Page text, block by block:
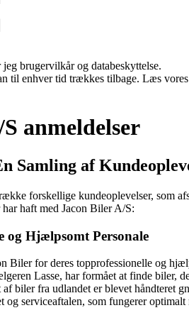
brugervilkår og databeskyttelse.
til enhver tid trækkes tilbage. Læs
anmeldelser
Samling af
forskellige kundeoplevelser, som
haft med Jacon Biler A/S:
og Hjælpsomt Personale
Biler for deres topprofessionelle og
Lasse, har formået at finde biler,
biler fra udlandet er blevet håndteret
serviceaftalen, som fungerer